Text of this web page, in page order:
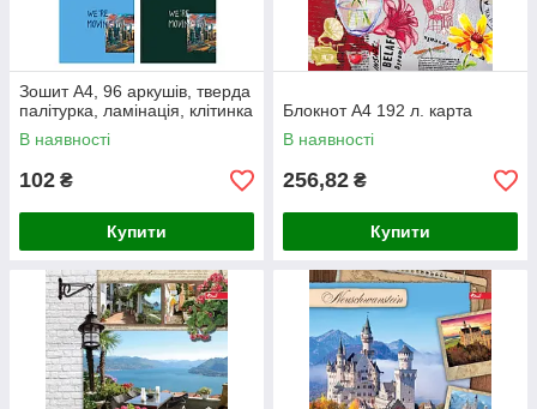
Зошит А4, 96 аркушів, тверда
палітурка, ламінація, клітинка
В наявності
102 ₴
Купити
Блокнот А4 192 л. карта
В наявності
256,82 ₴
Купити